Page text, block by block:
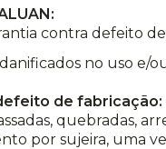
contra defeito
no uso e/
de fabricação:
quebradas,
por sujeira, uma